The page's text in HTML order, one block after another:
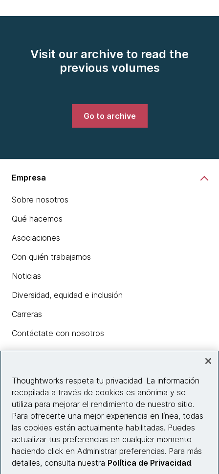
Visit our archive to read the
previous volumes
Go to archive
Empresa
Sobre nosotros
Qué hacemos
Asociaciones
Con quién trabajamos
Noticias
Diversidad, equidad e inclusión
Carreras
Contáctate con nosotros
Información del sitio web
Conecta con nosotros
Thoughtworks respeta tu privacidad. La información
recopilada a través de cookies es anónima y se
utiliza para mejorar el rendimiento de nuestro sitio.
Para ofrecerte una mejor experiencia en línea, todas
las cookies están actualmente habilitadas. Puedes
actualizar tus preferencias en cualquier momento
haciendo click en Administrar preferencias. Para más
detalles, consulta nuestra Política de Privacidad.